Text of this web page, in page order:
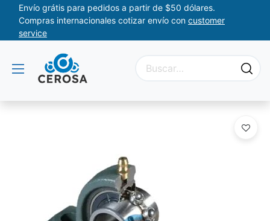
Envío grátis para pedidos a partir de $50 dólares.
Compras internacionales cotizar envío con customer
service